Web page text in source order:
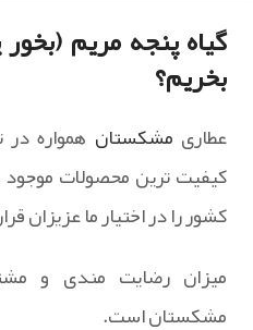
گیاه پنجه مریم
بخریم؟
عطاری مشکستان همواره
کیفیت ترین محصولات موجود
کشور را در اختیار ما عزیزان
میزان رضایت مندی و
مشکستان است.